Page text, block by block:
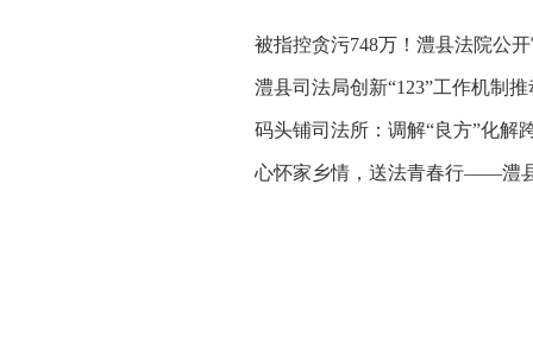
被指控贪污748万！澧县法院公
澧县司法局创新“123”工作机制
码头铺司法所：调解“良方”化解
心怀家乡情，送法青春行——澧